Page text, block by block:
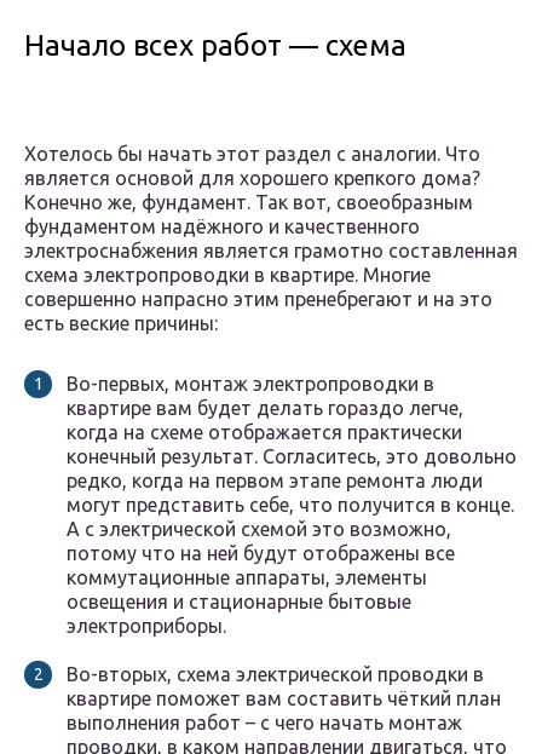
Начало всех работ — схема
Хотелось бы начать этот раздел с аналогии. Что
является основой для хорошего крепкого дома?
Конечно же, фундамент. Так вот, своеобразным
фундаментом надёжного и качественного
электроснабжения является грамотно составленная
схема электропроводки в квартире. Многие
совершенно напрасно этим пренебрегают и на это
есть веские причины:
Во-первых, монтаж электропроводки в
квартире вам будет делать гораздо легче,
когда на схеме отображается практически
конечный результат. Согласитесь, это довольно
редко, когда на первом этапе ремонта люди
могут представить себе, что получится в конце.
А с электрической схемой это возможно,
потому что на ней будут отображены все
коммутационные аппараты, элементы
освещения и стационарные бытовые
электроприборы.
Во-вторых, схема электрической проводки в
квартире поможет вам составить чёткий план
выполнения работ – с чего начать монтаж
проводки, в каком направлении двигаться, что